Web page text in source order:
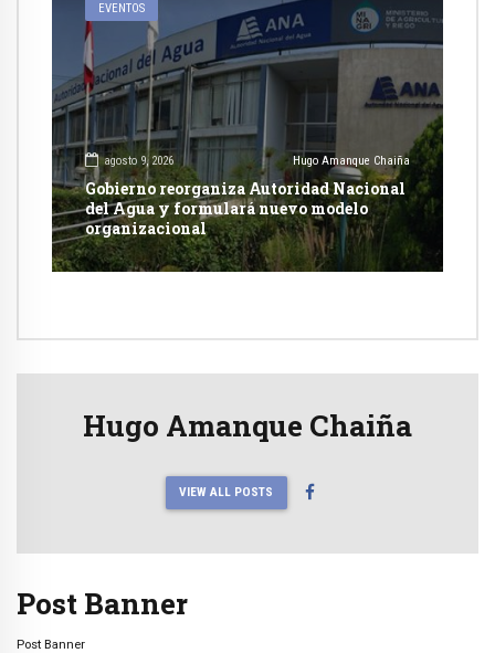
EVENTOS
agosto 9, 2026 Hugo Amanque Chaiña
Gobierno reorganiza Autoridad Nacional
del Agua y formulará nuevo modelo
organizacional
Hugo Amanque Chaiña
VIEW ALL POSTS
Post Banner
Post Banner